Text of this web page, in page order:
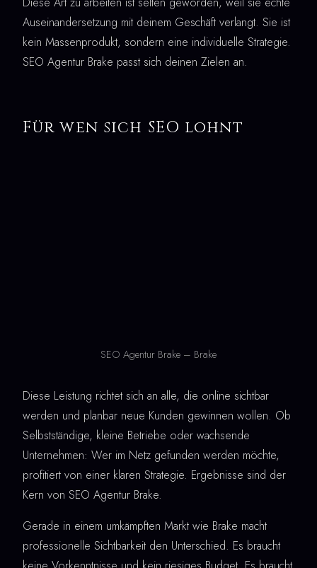
Auseinandersetzung mit deinem Geschäft verlangt. Sie ist
kein Massenprodukt, sondern eine individuelle Strategie.
SEO Agentur Brake passt sich deinen Zielen an.
Für wen sich SEO lohnt
SEO Agentur Brake – Brake
Diese Leistung richtet sich an alle, die online sichtbar
werden und planbar neue Kunden gewinnen wollen. Ob
Selbstständige, kleine Betriebe oder wachsende
Unternehmen: Wer im Netz gefunden werden möchte,
profitiert von einer klaren Strategie. Ergebnisse sind der
Kern von SEO Agentur Brake.
Gerade in einem umkämpften Markt wie Brake macht
professionelle Sichtbarkeit den Unterschied. Es braucht